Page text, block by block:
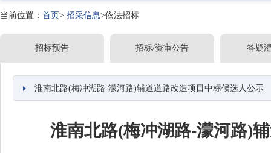
当前位置： 首页> 招采信息>依法招标
招标预告 招标/资审公告 答疑
淮南北路(梅冲湖路-濛河路)辅道道路改造项目中标候选人公示
淮南北路(梅冲湖路-濛河路)